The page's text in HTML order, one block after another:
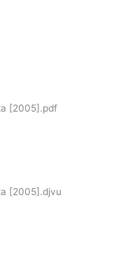
[2005].pdf
[2005].djvu